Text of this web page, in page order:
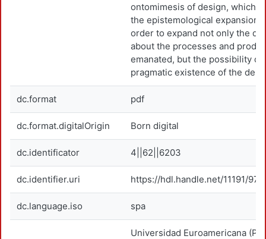
ontomimesis of design, which
the epistemological expansion
order to expand not only the
about the processes and
emanated, but the possibility of
pragmatic existence of the
dc.format pdf
dc.format.digitalOrigin Born digital
dc.identificator 4||62||6203
dc.identifier.uri https://hdl.handle.net/11191/
dc.language.iso spa
Universidad Euroamericana